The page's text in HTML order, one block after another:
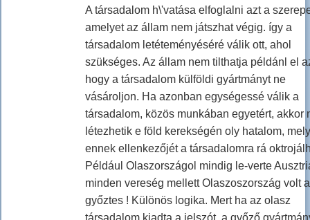
A társadalom h\'vatása elfoglalni azt a
amelyet az állam nem játszhat végig. így a
társadalom letéteményéséré válik ott, ahol
szükséges. Az állam nem tilthatja példánl el
hogy a társadalom külföldi gyártmányt ne
vásároljon. Ha azonban egységessé válik a
társadalom, közös munkában egyetért, akkor
létezhetik e föld kerekségén oly hatalom, mely
ennek ellenkezőjét a társadalomra rá
Például Olaszországol mindig le-verte
minden vereség mellett Olaszoszország volt a
győztes ! Különös logika. Mert ha az olasz
társadalom kiadta a jelszót, a győző